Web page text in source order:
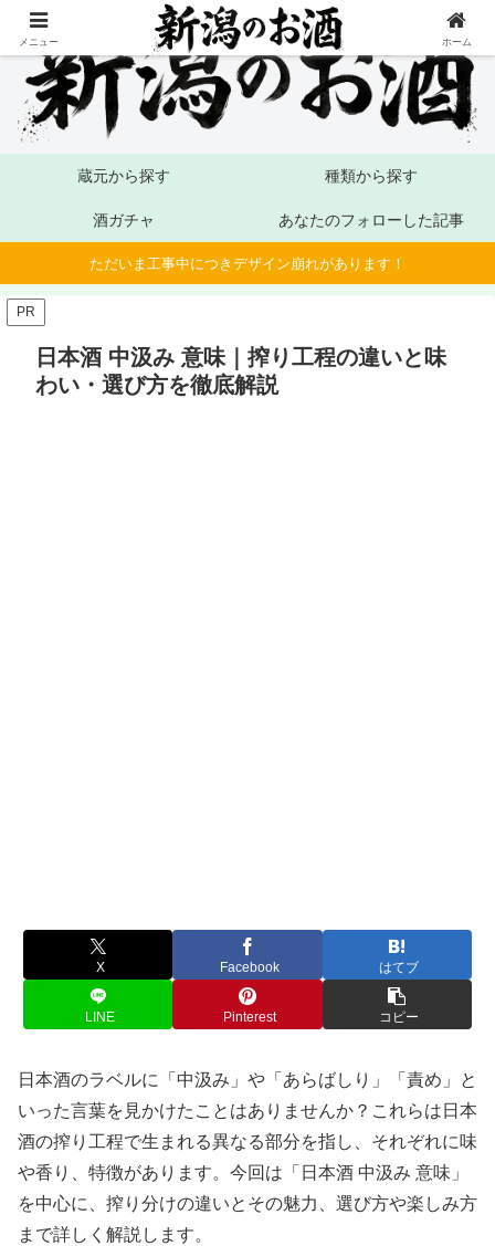
蔵元から探す 種類から探す
酒ガチャ あなたのフォローした記事
ただいま工事中につきデザイン崩れがあります！
PR
日本酒 中汲み 意味｜搾り工程の違いと味
わい・選び方を徹底解説
X Facebook はてブ
LINE Pinterest コピー
日本酒のラベルに「中汲み」や「あらばしり」「責め」と
いった言葉を見かけたことはありませんか？これらは日本
酒の搾り工程で生まれる異なる部分を指し、それぞれに味
や香り、特徴があります。今回は「日本酒 中汲み 意味」
を中心に、搾り分けの違いとその魅力、選び方や楽しみ方
まで詳しく解説します。
メニュー ホーム